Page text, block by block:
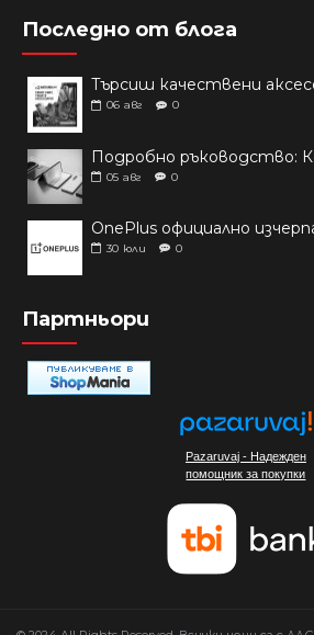
Последно от блога
06 авг 0
05 авг 0
30 юли 0
Партньори
Pazaruvaj - Надежден
помощник за покупки